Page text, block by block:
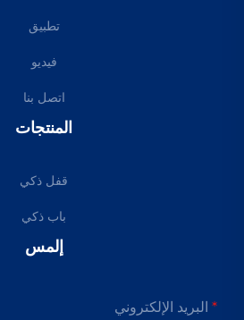
تطبيق
فيديو
اتصل بنا
المنتجات
قفل ذكي
باب ذكي
إلمس
البريد الإلكتروني